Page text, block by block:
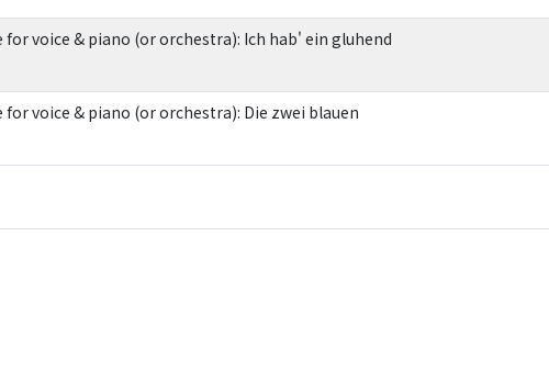
voice & piano (or orchestra): Ich hab' ein gluhend
voice & piano (or orchestra): Die zwei blauen